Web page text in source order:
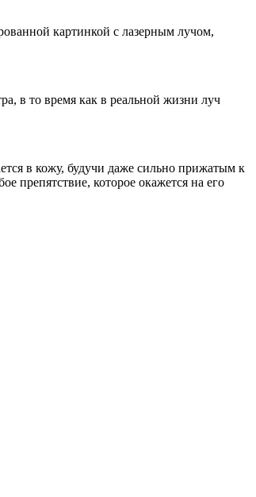
картинкой с лазерным лучом,
в то время как в реальной жизни луч
в кожу, будучи даже сильно прижатым к
препятствие, которое окажется на его